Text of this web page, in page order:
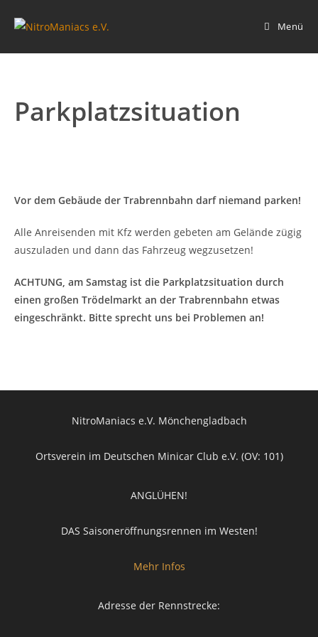
Inhalt
Menü
Parkplatzsituation
Vor dem Gebäude der Trabrennbahn darf niemand parken!
Alle Anreisenden mit Kfz werden gebeten am Gelände zügig
auszuladen und dann das Fahrzeug wegzusetzen!
ACHTUNG, am Samstag ist die Parkplatzsituation durch
einen großen Trödelmarkt an der Trabrennbahn etwas
eingeschränkt. Bitte sprecht uns bei Problemen an!
NitroManiacs e.V. Mönchengladbach
Ortsverein im Deutschen Minicar Club e.V. (OV: 101)
ANGLÜHEN!
DAS Saisoneröffnungsrennen im Westen!
Mehr Infos
Adresse der Rennstrecke: